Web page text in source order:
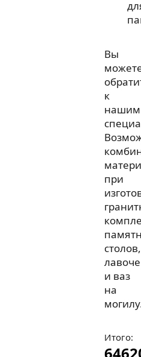
Вы
к
нашим
при
столов,
и ваз
на
Итого: